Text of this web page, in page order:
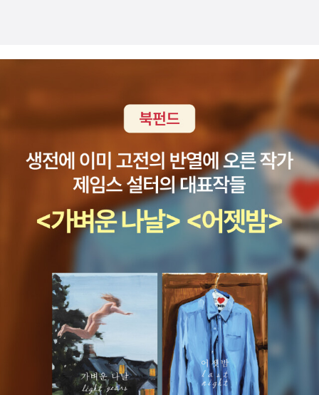
들었다. 모든 존재를 빛이라고 설정한 것이 꽤 낭만적으로
가 있다. “머리를 자르면 수 십개의 꽃씨가 하늘로 날아오르
는”(116~117쪽) 표현이라든가. 장르물에서 쉽게 접하기 어
려운 문장들이 많다.다희의 무리들은 보통의 지구인들에게
기대가 없다. 도와줘도 이용당하거나 오히려 공격받을 거라
고 생각한다. 초능력은 있지만 그 능력으로 돈을 벌 수는 없
다. 그래서 고기를 굽거나 서빙을 하는 알바생으로 살 뿐이
다. 먹고 살기도 바쁜 이들이 평범한 지구인들의 일에 굳이
끼어들지 않으려고 하는건 당연한 일. 능력을 자제하던 이들
이 “사람들을 돕기 위해”, “우리도 넘어지지 않기 위해”, “사
람들이 불행해지지 않게”하려고 자신들의 능력을 쓰기 시작
하면서 이야기는 전개된다. 자신의 능력은 파괴만 할 뿐이라
고 생각해 슬퍼하던 능력자는 악당의 욕심+욕망-술과 음식-
을 이용해 그를 불러내고, 물리치고, 갇혀있던 다른 영혼들
을 자유롭게 한다. 혼자만의 외로운 탐색과 공격, 칩입은 실